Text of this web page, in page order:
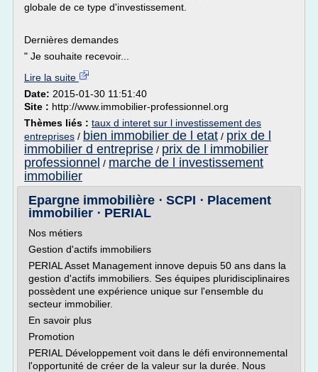
globale de ce type d'investissement.
Dernières demandes
" Je souhaite recevoir...
Lire la suite
Date: 2015-01-30 11:51:40
Site : http://www.immobilier-professionnel.org
Thèmes liés : taux d interet sur l investissement des
entreprises / bien immobilier de l etat / prix de l
immobilier d entreprise / prix de l immobilier
professionnel / marche de l investissement
immobilier
Epargne immobilière ⋅ SCPI ⋅ Placement
immobilier ⋅ PERIAL
Nos métiers
Gestion d'actifs immobiliers
PERIAL Asset Management innove depuis 50 ans dans la
gestion d'actifs immobiliers. Ses équipes pluridisciplinaires
possèdent une expérience unique sur l'ensemble du
secteur immobilier.
En savoir plus
Promotion
PERIAL Développement voit dans le défi environnemental
l'opportunité de créer de la valeur sur la durée. Nous